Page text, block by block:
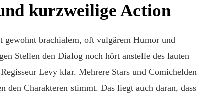
kurzweilige Action
brachialem, oft vulgärem Humor und
Stellen den Dialog noch hört anstelle des lauten
Levy klar. Mehrere Stars und Comichelden
den Charakteren stimmt. Das liegt auch daran, dass